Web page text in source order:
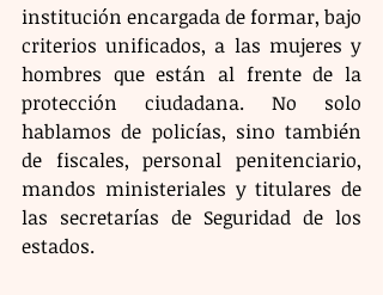
institución encargada de formar, bajo
criterios unificados, a las mujeres y
hombres que están al frente de la
protección ciudadana. No solo
hablamos de policías, sino también
de fiscales, personal penitenciario,
mandos ministeriales y titulares de
las secretarías de Seguridad de los
estados.